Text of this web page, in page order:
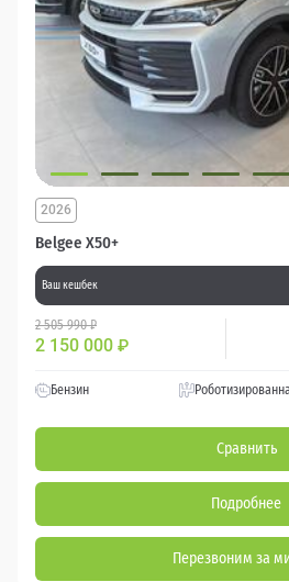
Belgee X50+
2026
Ваш кешбек
2 505 990 ₽
2 150 000 ₽
Бензин
Сравнить
Подробнее
Перезвоним за